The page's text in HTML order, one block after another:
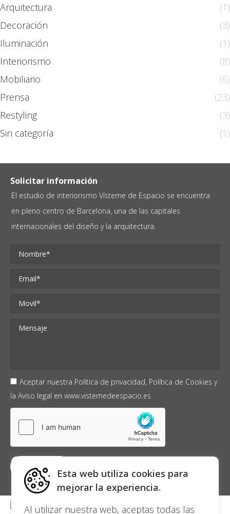
Arquitectura
(1)
Decoración
(3)
Iluminación
(1)
Interiorismo
(8)
Mobiliario
(6)
Prensa
(23)
Restyling
(3)
Sin categoría
(1)
Solicitar información
El estudio de interiorismo Vísteme de Espacio se encuentra
en pleno centro de Barcelona, una de las capitales
internacionales del diseño y la arquitectura.
Aceptar nuestra Política de privacidad, Política de Cookies y
la Aviso legal en www.vistemedeespacio.es
Esta web utiliza cookies para
mejorar la experiencia.
Al utilizar nuestra web, aceptas todas las